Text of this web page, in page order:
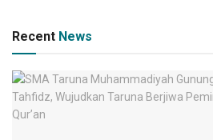
Recent News